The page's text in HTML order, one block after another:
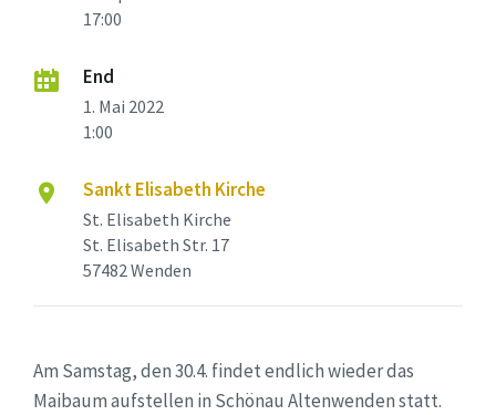
17:00
End
1. Mai 2022
1:00
Sankt Elisabeth Kirche
St. Elisabeth Kirche
St. Elisabeth Str. 17
57482 Wenden
Am Samstag, den 30.4. findet endlich wieder das
Maibaum aufstellen in Schönau Altenwenden statt.